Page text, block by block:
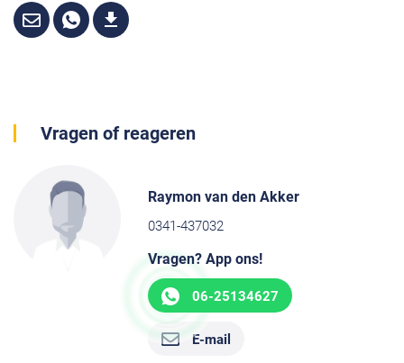
Vragen of reageren
Raymon van den Akker
0341-437032
Vragen? App ons!
06-25134627
E-mail